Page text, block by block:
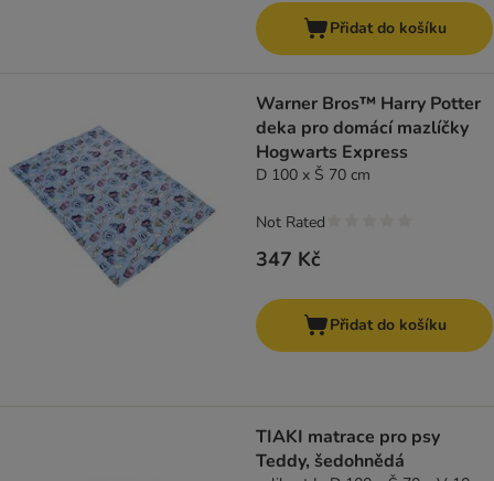
Přidat do košíku
Warner Bros™ Harry Potter
deka pro domácí mazlíčky
Hogwarts Express
D 100 x Š 70 cm
347 Kč
Not Rated
Přidat do košíku
TIAKI matrace pro psy
Teddy, šedohnědá